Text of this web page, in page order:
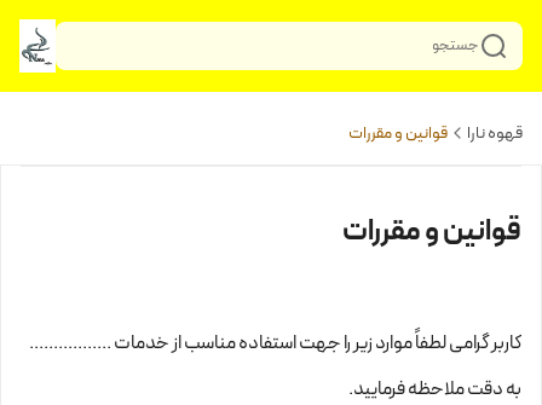
جستجو
قهوه نارا قوانین و مقررات
قوانین و مقررات
کاربر گرامی لطفاً موارد زیر را جهت استفاده مناسب از خدمات .................
به دقت ملاحظه فرمایید.